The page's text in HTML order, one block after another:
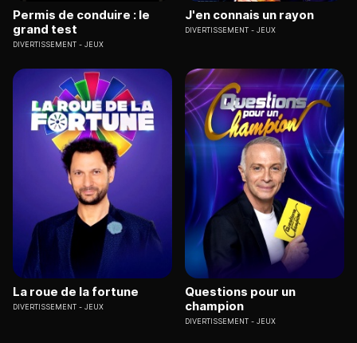
Permis de conduire : le
grand test
DIVERTISSEMENT JEUX
J'en connais un rayon
DIVERTISSEMENT JEUX
La roue de la fortune
DIVERTISSEMENT JEUX
Questions pour un
champion
DIVERTISSEMENT JEUX